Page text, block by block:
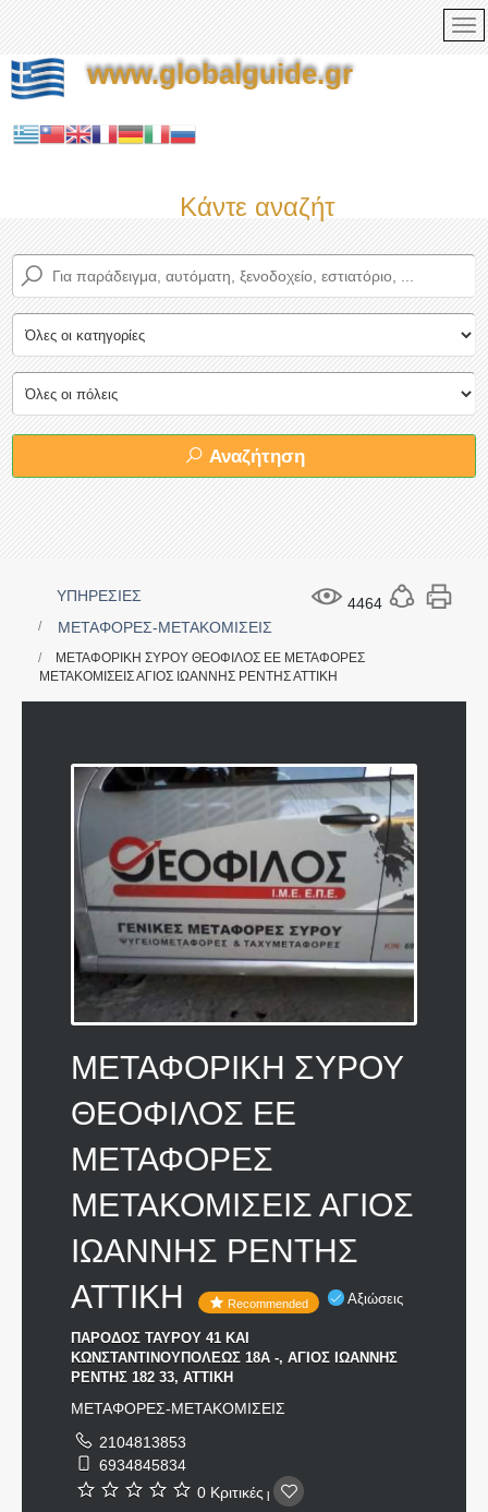
www.globalguide.gr
Κάντε αναζήτηση τώρα
Αναζήτηση
4464
ΥΠΗΡΕΣΙΕΣ
ΜΕΤΑΦΟΡΕΣ-ΜΕΤΑΚΟΜΙΣΕΙΣ
ΜΕΤΑΦΟΡΙΚΗ ΣΥΡΟΥ ΘΕΟΦΙΛΟΣ ΕΕ ΜΕΤΑΦΟΡΕΣ
ΜΕΤΑΚΟΜΙΣΕΙΣ ΑΓΙΟΣ ΙΩΑΝΝΗΣ ΡΕΝΤΗΣ ΑΤΤΙΚΗ
ΜΕΤΑΦΟΡΙΚΗ ΣΥΡΟΥ
ΘΕΟΦΙΛΟΣ ΕΕ
ΜΕΤΑΦΟΡΕΣ
ΜΕΤΑΚΟΜΙΣΕΙΣ ΑΓΙΟΣ
ΙΩΑΝΝΗΣ ΡΕΝΤΗΣ
ΑΤΤΙΚΗ
Recommended Αξιώσεις
ΠΑΡΟΔΟΣ ΤΑΥΡΟΥ 41 ΚΑΙ
ΚΩΝΣΤΑΝΤΙΝΟΥΠΟΛΕΩΣ 18Α -, ΑΓΙΟΣ ΙΩΑΝΝΗΣ
ΡΕΝΤΗΣ 182 33, ΑΤΤΙΚΗ
ΜΕΤΑΦΟΡΕΣ-ΜΕΤΑΚΟΜΙΣΕΙΣ
2104813853
6934845834
0 Κριτικές |